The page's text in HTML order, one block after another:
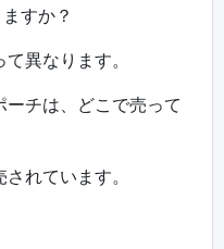
すか？
異なります。
ーチは、どこで売って
れています。